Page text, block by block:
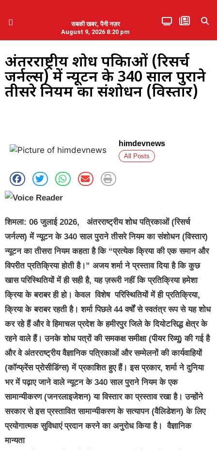
सबकी खबर, पैनी नज़र
August 9, 2026 8:20 pm
अंतरराष्ट्रीय शोध पत्रिकाओं (रिसर्च
जर्नल्स) में न्यूटन के 340 साल पुराने
तीसरे नियम का संशोधन (विस्तार)
himdevnews
All Posts
शिमला: 06 जुलाई 2026, अंतरराष्ट्रीय शोध पत्रिकाओं (रिसर्च
जर्नल्स) में न्यूटन के 340 साल पुराने तीसरे नियम का संशोधन (विस्तार)
न्यूटन का तीसरा नियम कहता है कि “प्रत्येक क्रिया की एक समान और
विपरीत प्रतिक्रिया होती है।” अजय शर्मा ने प्रस्ताव दिया है कि कुछ
खास परिस्थितियों में ही सही है, यह ज़रूरी नहीं कि प्रतिक्रिया हमेशा
क्रिया के बराबर ही हो। केवल विशेष परिस्थितियों में ही प्रतिक्रिया,
क्रिया के बराबर रहती है। शर्मा पिछले 44 वर्षों से स्वतंत्र रूप से यह शोध
कर रहे हैं और वे हिमाचल प्रदेश के हमीरपुर जिले के दियोटसिद्ध क्षेत्र के
रहने वाले हैं। उनके शोध पत्रों की समकक्ष समीक्षा (पीयर रिव्यू) की गई है
और वे अंतरराष्ट्रीय वैज्ञानिक पत्रिकाओं और सम्मेलनों की कार्यवाहियों
(कॉन्फ्रेंस प्रोसीडिंग्स) में प्रकाशित हुए हैं। इस प्रकार, शर्मा ने दुनिया
भर में पढ़ाए जाने वाले न्यूटन के 340 साल पुराने नियम के एक
सामान्यीकरण (जनरलाइजेशन) या विस्तार का प्रस्ताव रखा है। उन्होंने
सरकार से इस प्रस्तावित सामान्यीकरण के सत्यापन (वैलिडेशन) के लिए
प्रयोगात्मक सुविधाएं प्रदान करने का अनुरोध किया है। वैज्ञानिक
मान्यता